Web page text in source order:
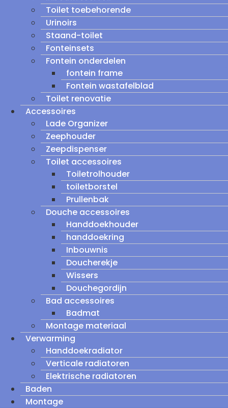
Toilet toebehorende
Urinoirs
Staand-toilet
Fonteinsets
Fontein onderdelen
fontein frame
Fontein wastafelblad
Toilet renovatie
Accessoires
Lade Organizer
Zeephouder
Zeepdispenser
Toilet accessoires
Toiletrolhouder
toiletborstel
Prullenbak
Douche accessoires
Handdoekhouder
handdoekring
Inbouwnis
Doucherekje
Wissers
Douchegordijn
Bad accessoires
Badmat
Montage materiaal
Verwarming
Handdoekradiator
Verticale radiatoren
Elektrische radiatoren
Baden
Montage